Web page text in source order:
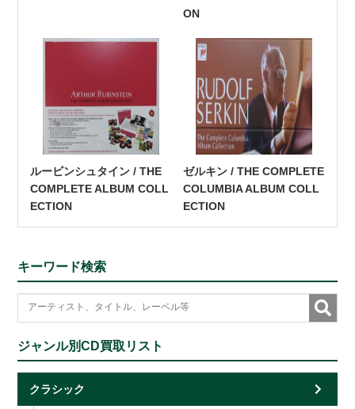
ON
ルービンシュタイン / THE
COMPLETE ALBUM COLL
ECTION
ゼルキン / THE COMPLETE
COLUMBIA ALBUM COLL
ECTION
キーワード検索
ジャンル別CD買取リスト
クラシック